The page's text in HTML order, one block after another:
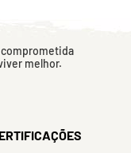
comprometida
melhor.